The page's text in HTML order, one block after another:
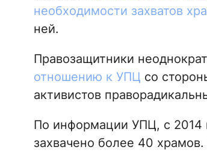
необходимости захватов
ней.
Правозащитники
отношению к УПЦ со
активистов
По информации УПЦ, с 2014
захвачено более 40